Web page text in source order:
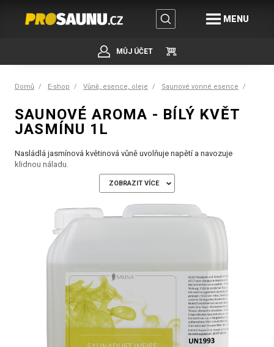
MENU
MŮJ ÚČET
Domů E-shop Vůně, esence, oleje Saunové vonné esence
SAUNOVÉ AROMA - BÍLÝ KVĚT
JASMÍNU 1L
Nasládlá jasmínová květinová vůně uvolňuje napětí a navozuje
klidnou náladu.
Vysoce koncentrované a čisté saunové esence Lacoform umocní váš
dávkují v soukromých saunách optimálně pomocí dávkovacího
vědra, kdy do každého litru vody nakapeme cca 3 - 5 ml esence.
Roztokem pak opatrně poléváme saunové kameny. Ve veřejných
provozech doporučujeme instalaci dávkovače či odpařovacích
mističek umístěných nad saunovými kamny.
ZOBRAZIT VÍCE